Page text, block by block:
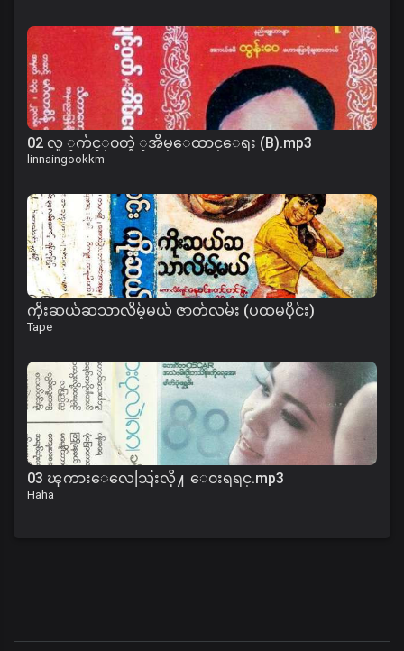
02 လူ ့က်င့္၀တ္နဲ ့အိမ္ေထာင္ေရး (B).mp3
linnaingookkm
ကိုးဆယ်ဆသာလိမ့်မယ် ဇာတ်လမ်း (ပထမပိုင်း)
Tape
03 ၾကားေလေသြးလို႔ ေ၀းရရင္.mp3
Haha